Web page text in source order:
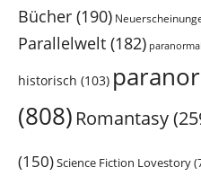
Bücher (190)
Parallelwelt (182)
historisch (103)
(808) Romantasy
(150)Science Fiction Lovestory